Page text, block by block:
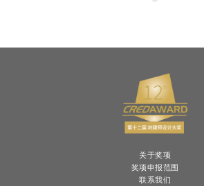
关于奖项
奖项申报范围
联系我们